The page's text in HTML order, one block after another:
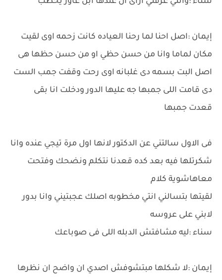
إيمان :اصل احنا لما رحنا العياده كانت زحمه اوى لقيت
مكان لماما وانا من حسن حظي او من حسن حظها هى
اصل البت بسمه دى غلبانه اوى رحت وقفت جمب الست
دى قامت اللى جمبها جه عليها الدور ودخلت انا بقى
قعدت جمبها
فى الاول سالتني عن الدكتور لانها اول مرة تيجي عنده وانا
شكرتلها فيه بعد كده قعدنا نتكلم ونضحك وفتحت
معاهاشوية كلام
لقيتها بتسالني انتي مخطوبه اصلك عجبتيني وانا بدور
لابني على عروسه
سناء :ليه مشافتش الدبله اللى فى صوباعك
إيمان :لا شكلها مبتشوفش اصدي ان واضح ان نظرها